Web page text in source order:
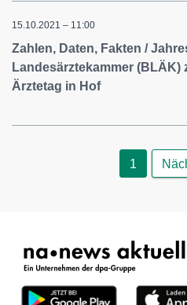
15.10.2021 – 11:00
Zahlen, Daten, Fakten /
Landesärztekammer (BLÄK)
Ärztetag in Hof
1